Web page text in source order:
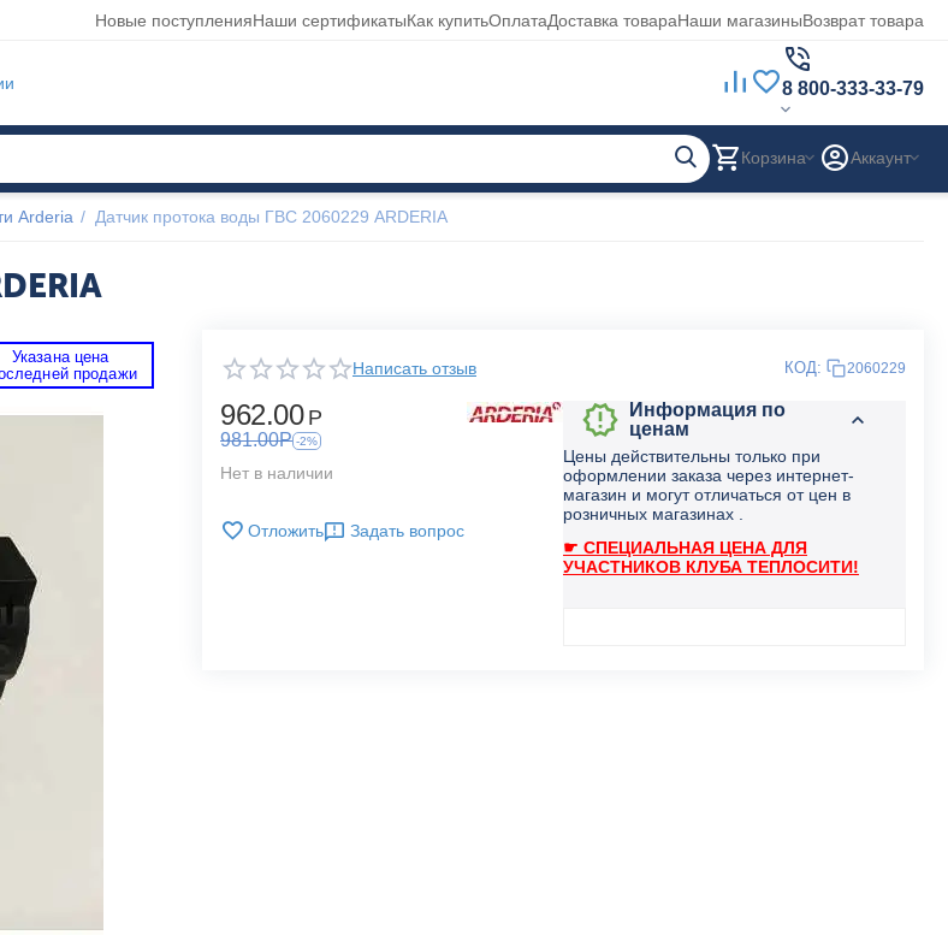
Новые поступленияНаши сертификатыКак купитьОплатаДоставка товараНаши магазиныВозврат товара
8 800-333-33-79
Корзина Аккаунт
Arderia / Датчик протока воды ГВС 2060229 ARDERIA
Указана цена
продажи
Написать отзыв КОД: 2060229
962.00 Р
981.00Р -2%
Нет в наличии
Отложить Задать вопрос
Информация по
ценам
Цены действительны только при
оформлении заказа через интернет-
магазин и могут отличаться от цен в
розничных магазинах .
☛ СПЕЦИАЛЬНАЯ ЦЕНА ДЛЯ
УЧАСТНИКОВ КЛУБА ТЕПЛОСИТИ!